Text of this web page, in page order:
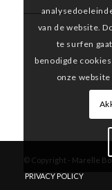
© Copyright - Marelle
PRIVACY POLICY
van de website.
te surfen
benodigde
onze